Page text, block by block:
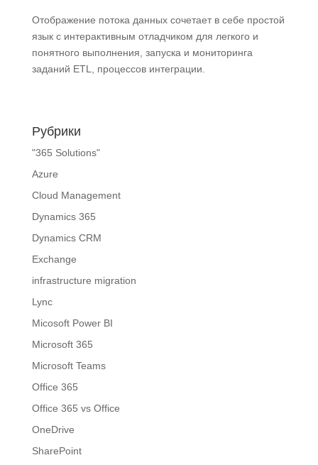
Отображение потока данных сочетает в себе простой
язык с интерактивным отладчиком для легкого и
понятного выполнения, запуска и мониторинга
заданий ETL, процессов интеграции.
Рубрики
"365 Solutions"
Azure
Cloud Management
Dynamics 365
Dynamics CRM
Exchange
infrastructure migration
Lync
Micosoft Power BI
Microsoft 365
Microsoft Teams
Office 365
Office 365 vs Office
OneDrive
SharePoint